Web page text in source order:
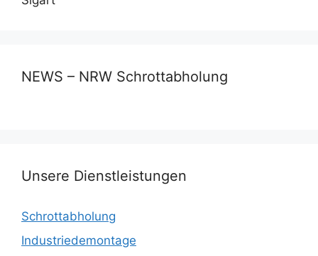
NEWS – NRW Schrottabholung
Unsere Dienstleistungen
Schrottabholung
Industriedemontage